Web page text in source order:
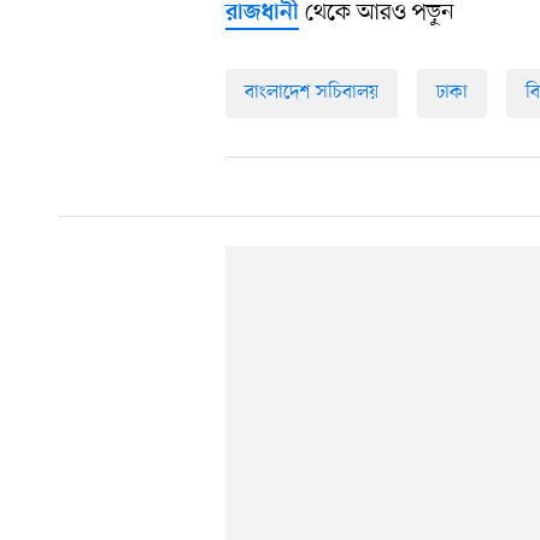
রাজধানী থেকে আরও পড়ুন
বাংলাদেশ সচিবালয় ঢাকা